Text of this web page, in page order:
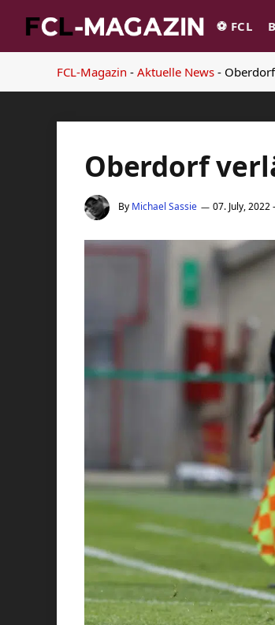
⚽️ FCL
FCL-Magazin - Aktuelle News -
Oberdorf
By Michael Sassie 07. July, 2022